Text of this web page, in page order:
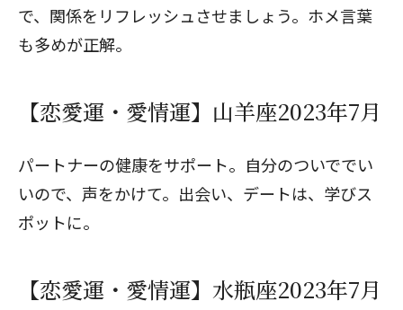
で、関係をリフレッシュさせましょう。ホメ言葉
も多めが正解。
【恋愛運・愛情運】山羊座2023年7月
パートナーの健康をサポート。自分のついででい
いので、声をかけて。出会い、デートは、学びス
ポットに。
【恋愛運・愛情運】水瓶座2023年7月